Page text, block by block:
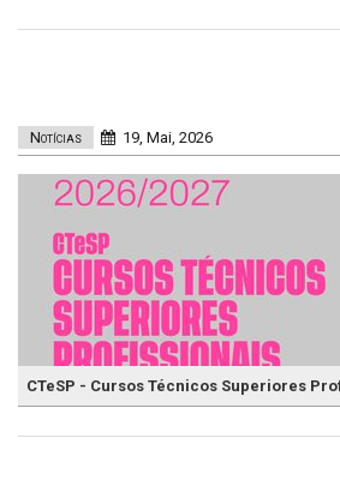
Notícias 19, Mai, 2026
CTeSP - Cursos Técnicos Superiores